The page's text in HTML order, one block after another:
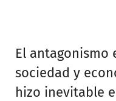
El antagonismo
sociedad y
hizo inevitable